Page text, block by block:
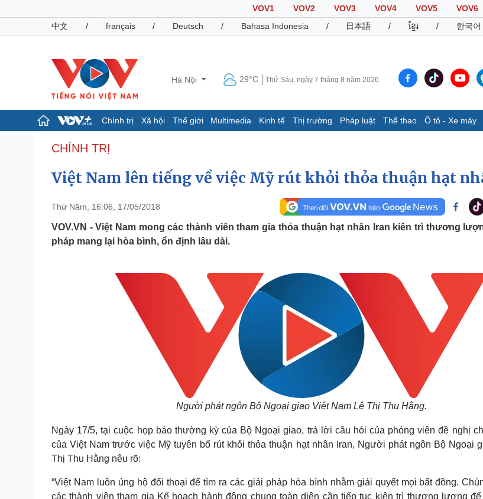
VOV1 VOV2 VOV3 VOV4 VOV5 VOV6
中文
/ français / Deutsch / Bahasa Indonesia / 日本語 / ខ្មែរ / 한국어
Hà Nội 29°C Thứ Sáu, ngày 7 tháng 8 năm 2026
Chính trị Xã hội Thế giới Multimedia Kinh tế Thị trường Pháp luật Thể thao Ô tô - Xe máy
Chính trị
Tổ chức nhân sự
Quốc hội
Dự báo thời tiết
Giáo dục
Biển đảo
Cuộc sống đó đây
Hồ sơ
Ảnh
E-Magazine
Infographic
Pháp luật
Quân sự - Quốc phòng
Phân tích
Lịch thi đấu bóng đá
Thế giới thể thao
Hậu trường
Xe máy
Tư vấn
Ăn sạch sống khỏe
Đời sống
Tình yêu - Gia đình
Văn hóa
Sân khấu - Điện ảnh
Văn học
Giải trí
Thời trang
Sao Việt
Cải chính
CHÍNH TRỊ
Việt Nam lên tiếng về việc Mỹ rút khỏi thỏa thuận hạt
Thứ Năm, 16:06, 17/05/2018
VOV.VN - Việt Nam mong các thành viên tham gia thỏa thuận hạt nhân Iran kiên trì thương
pháp mang lại hòa bình, ổn định lâu dài.
Người phát ngôn Bộ Ngoại giao Việt Nam Lê Thị Thu Hằng.
Ngày 17/5, tại cuộc họp báo thường kỳ của Bộ Ngoại giao, trả lời câu hỏi của phóng viên đề nghị
của Việt Nam trước việc Mỹ tuyên bố rút khỏi thỏa thuận hạt nhân Iran, Người phát ngôn Bộ Ngoại
Thị Thu Hằng nêu rõ:
“Việt Nam luôn ủng hộ đối thoại để tìm ra các giải pháp hòa bình nhằm giải quyết mọi bất đồng.
các thành viên tham gia Kế hoạch hành động chung toàn diện cần tiếp tục kiên trì thương lượng